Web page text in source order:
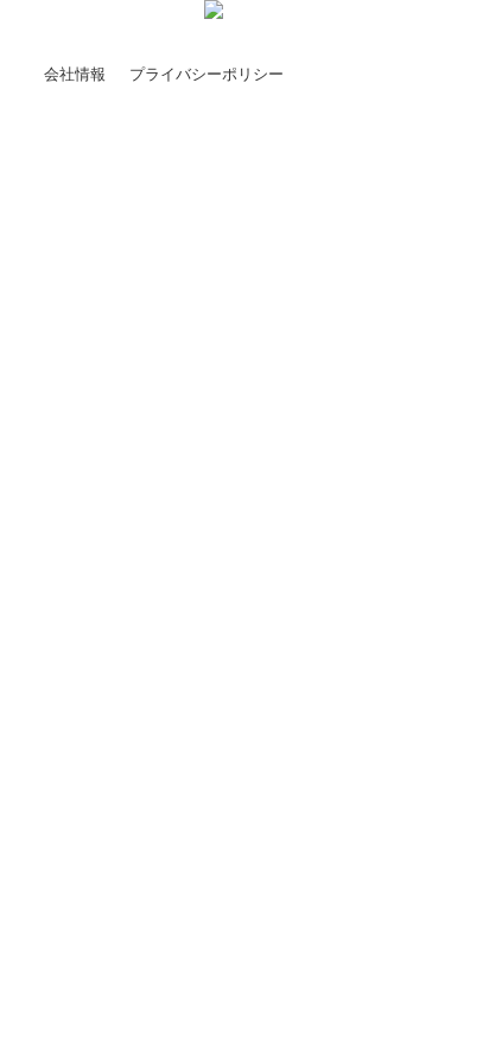
会社情報 プライバシーポリシー